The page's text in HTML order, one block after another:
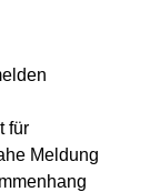
für
Meldung